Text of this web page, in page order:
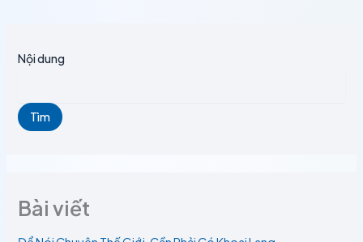
Nội dung
Tìm
Bài viết